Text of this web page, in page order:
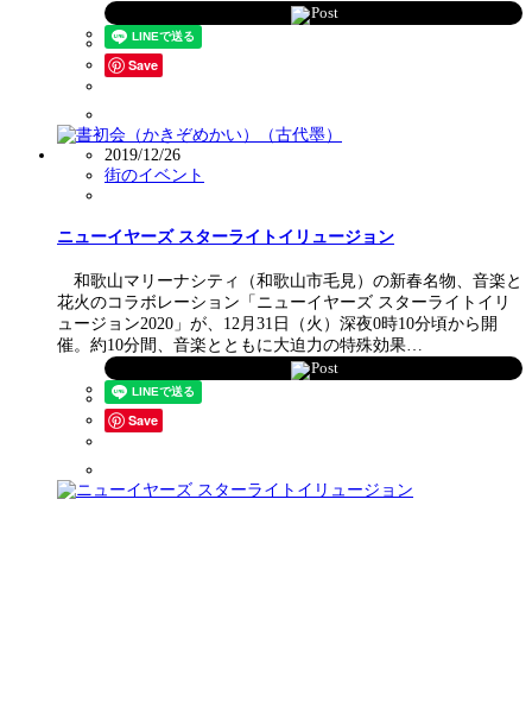
Post
Save
2019/12/26
街のイベント
ニューイヤーズ スターライトイリュージョン
和歌山マリーナシティ（和歌山市毛見）の新春名物、音楽と
花火のコラボレーション「ニューイヤーズ スターライトイリ
ュージョン2020」が、12月31日（火）深夜0時10分頃から開
催。約10分間、音楽とともに大迫力の特殊効果…
Post
Save